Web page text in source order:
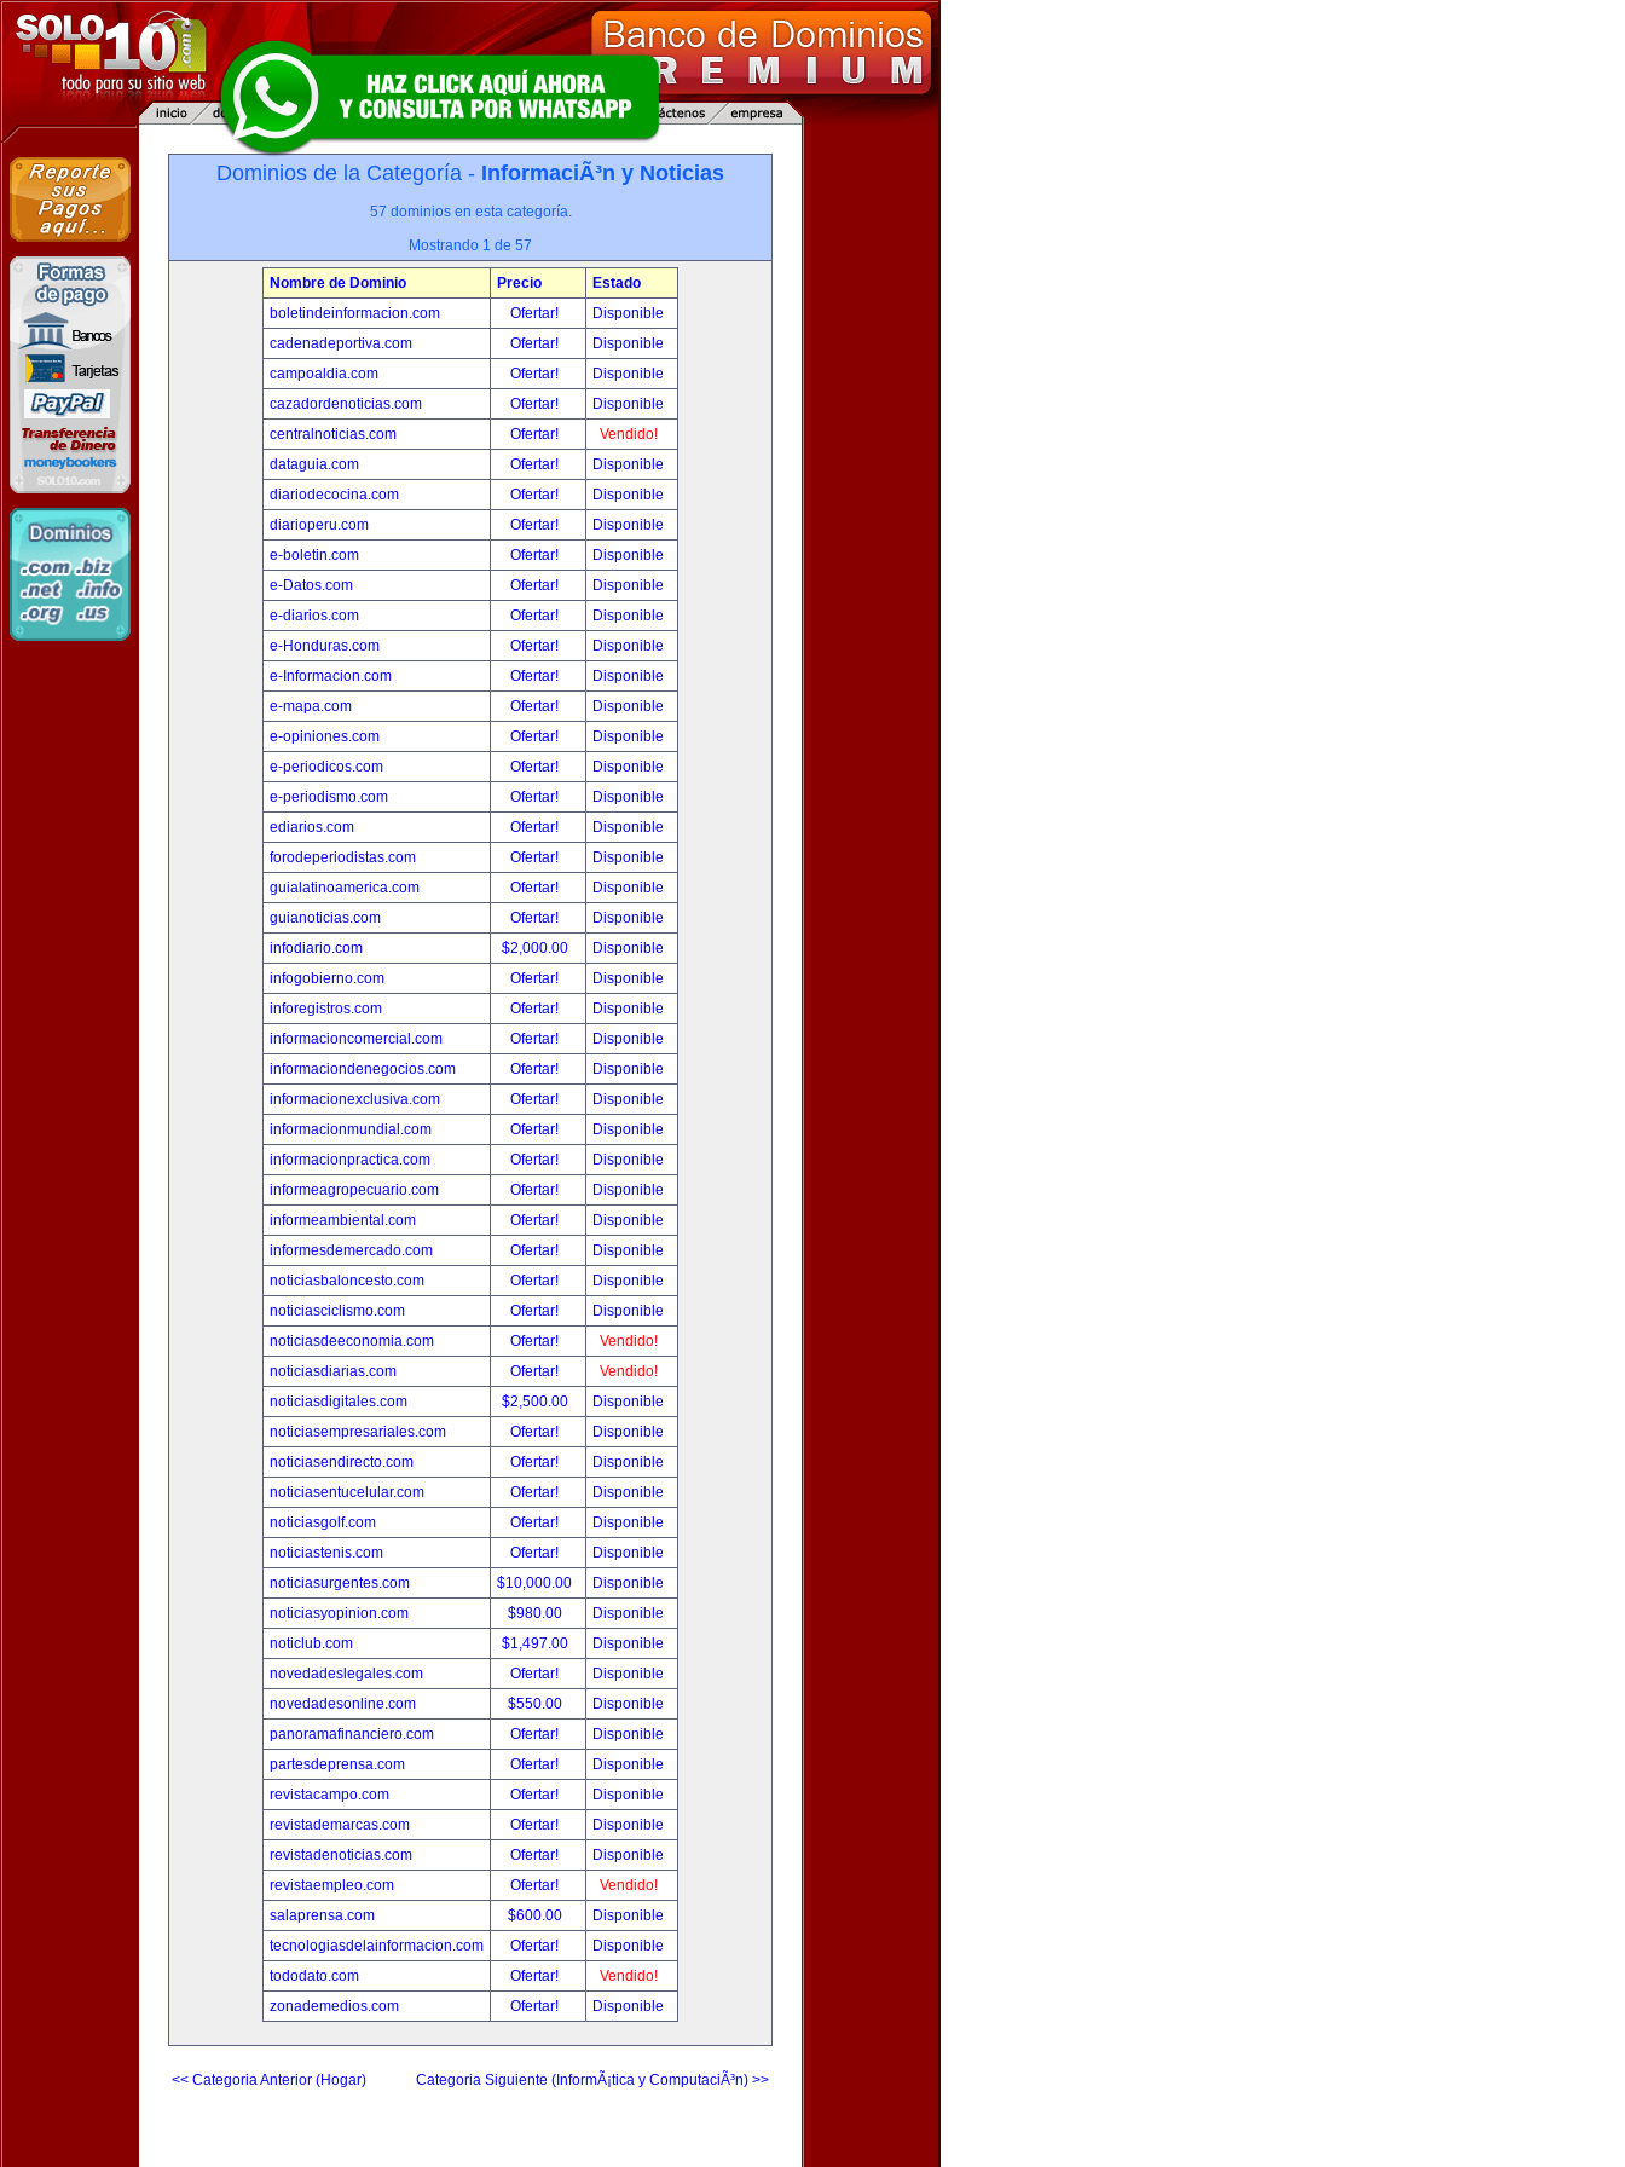
Dominios de la Categoría - InformaciÃ³n y Noticias
57 dominios en esta categoría.
Mostrando 1 de 57
Nombre de Dominio Precio
Estado
boletindeinformacion.com
Ofertar!
Disponible
cadenadeportiva.com
Ofertar!
Disponible
campoaldia.com
Ofertar!
Disponible
cazadordenoticias.com
Ofertar!
Disponible
centralnoticias.com
Ofertar!
Vendido!
dataguia.com
Ofertar!
Disponible
diariodecocina.com
Ofertar!
Disponible
diarioperu.com
Ofertar!
Disponible
e-boletin.com
Ofertar!
Disponible
e-Datos.com
Ofertar!
Disponible
e-diarios.com
Ofertar!
Disponible
e-Honduras.com
Ofertar!
Disponible
e-Informacion.com
Ofertar!
Disponible
e-mapa.com
Ofertar!
Disponible
e-opiniones.com
Ofertar!
Disponible
e-periodicos.com
Ofertar!
Disponible
e-periodismo.com
Ofertar!
Disponible
ediarios.com
Ofertar!
Disponible
forodeperiodistas.com
Ofertar!
Disponible
guialatinoamerica.com
Ofertar!
Disponible
guianoticias.com
Ofertar!
Disponible
infodiario.com
$2,000.00
Disponible
infogobierno.com
Ofertar!
Disponible
inforegistros.com
Ofertar!
Disponible
informacioncomercial.com
Ofertar!
Disponible
informaciondenegocios.com
Ofertar!
Disponible
informacionexclusiva.com
Ofertar!
Disponible
informacionmundial.com
Ofertar!
Disponible
informacionpractica.com
Ofertar!
Disponible
informeagropecuario.com
Ofertar!
Disponible
informeambiental.com
Ofertar!
Disponible
informesdemercado.com
Ofertar!
Disponible
noticiasbaloncesto.com
Ofertar!
Disponible
noticiasciclismo.com
Ofertar!
Disponible
noticiasdeeconomia.com
Ofertar!
Vendido!
noticiasdiarias.com
Ofertar!
Vendido!
noticiasdigitales.com
$2,500.00
Disponible
noticiasempresariales.com
Ofertar!
Disponible
noticiasendirecto.com
Ofertar!
Disponible
noticiasentucelular.com
Ofertar!
Disponible
noticiasgolf.com
Ofertar!
Disponible
noticiastenis.com
Ofertar!
Disponible
noticiasurgentes.com
$10,000.00
Disponible
noticiasyopinion.com
$980.00
Disponible
noticlub.com
$1,497.00
Disponible
novedadeslegales.com
Ofertar!
Disponible
novedadesonline.com
$550.00
Disponible
panoramafinanciero.com
Ofertar!
Disponible
partesdeprensa.com
Ofertar!
Disponible
revistacampo.com
Ofertar!
Disponible
revistademarcas.com
Ofertar!
Disponible
revistadenoticias.com
Ofertar!
Disponible
revistaempleo.com
Ofertar!
Vendido!
salaprensa.com
$600.00
Disponible
tecnologiasdelainformacion.com
Ofertar!
Disponible
tododato.com
Ofertar!
Vendido!
zonademedios.com
Ofertar! Disponible
<< Categoria Anterior (Hogar) Categoria Siguiente (InformÃ¡tica y ComputaciÃ³n) >>